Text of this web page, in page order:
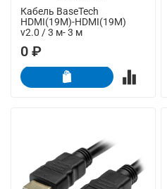
Кабель BaseTech
HDMI(19M)-HDMI(19M)
v2.0 / 3 м- 3 м
0 ₽